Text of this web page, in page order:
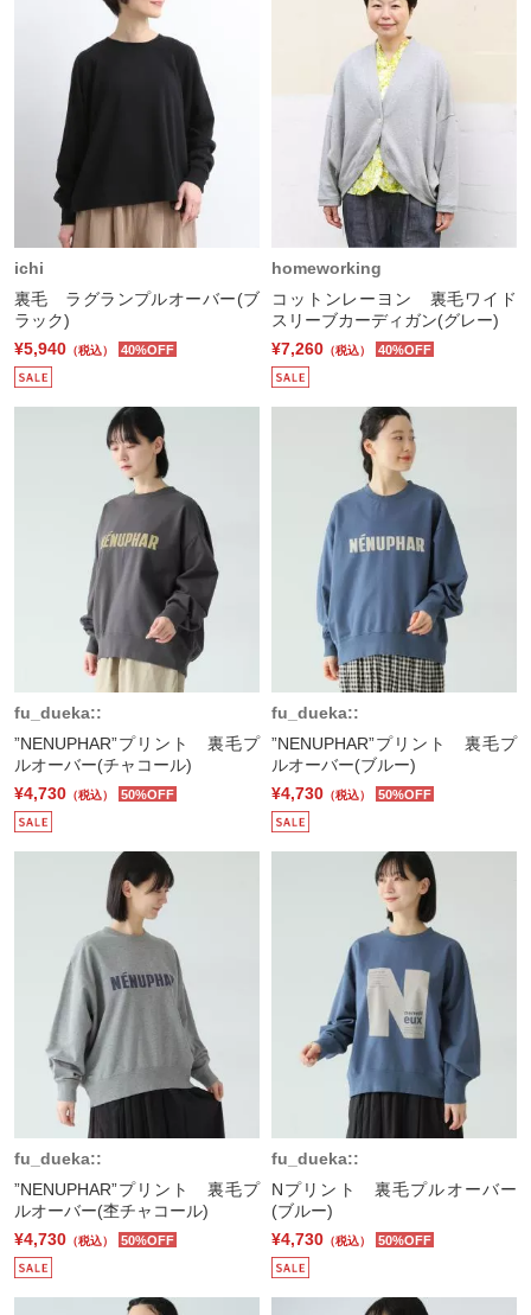
ichi
裏毛 ラグランプルオーバー(ブ
ラック)
¥5,940 （税込） 40%OFF
homeworking
コットンレーヨン 裏毛ワイド
スリーブカーディガン(グレー)
¥7,260 （税込） 40%OFF
fu_dueka::
”NENUPHAR”プリント 裏毛プ
ルオーバー(チャコール)
¥4,730 （税込） 50%OFF
fu_dueka::
”NENUPHAR”プリント 裏毛プ
ルオーバー(ブルー)
¥4,730 （税込） 50%OFF
fu_dueka::
”NENUPHAR”プリント 裏毛プ
ルオーバー(杢チャコール)
¥4,730 （税込） 50%OFF
fu_dueka::
Nプリント 裏毛プルオーバー
(ブルー)
¥4,730 （税込） 50%OFF